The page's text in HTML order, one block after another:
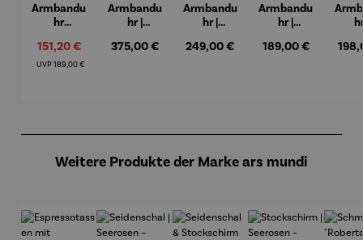
Armbandu
hr
Limited
Edition
Verkaufspreis:
151,20 €
UVPRegulärer Preis:
189,00 €
Armbandu
hr |
ph –
Regulärer Preis:
375,00 €
Armbandu
hr |
olz –
Regulärer Preis:
249,00 €
Armbandu
hr |
band –
Regulärer Preis:
189,00 €
Weitere Produkte der Marke ars mundi